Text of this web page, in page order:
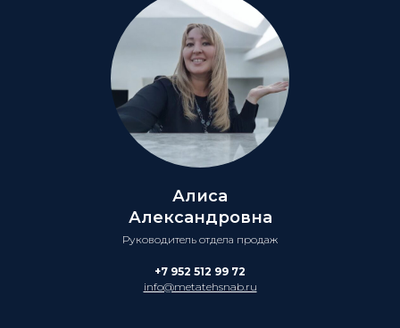
Алиса
Александровна
Руководитель отдела продаж
+7 952 512 99 72
info@metatehsnab.ru